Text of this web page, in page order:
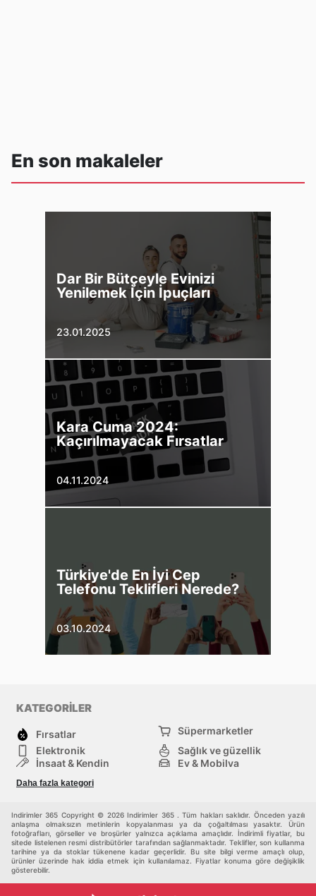
En son makaleler
Dar Bir Bütçeyle Evinizi
Yenilemek İçin İpuçları
23.01.2025
Kara Cuma 2024:
Kaçırılmayacak Fırsatlar
04.11.2024
Türkiye'de En İyi Cep
Telefonu Teklifleri Nerede?
03.10.2024
KATEGORİLER
Fırsatlar
Süpermarketler
Elektronik
Sağlık ve güzellik
İnşaat & Kendin
Ev & Mobilya
Bebekler ve çocuklar
Daha fazla kategori
Indirimler 365 Copyright © 2026 Indirimler 365 . Tüm hakları saklıdır. Önceden yazılı
anlaşma olmaksızın metinlerin kopyalanması ya da çoğaltılması yasaktır. Ürün
fotoğrafları, görseller ve broşürler yalnızca açıklama amaçlıdır. İndirimli fiyatlar, bu
sitede listelenen resmi distribütörler tarafından sağlanmaktadır. Teklifler, son kullanma
tarihine ya da stoklar tükenene kadar geçerlidir. Bu site bilgi verme amaçlı olup,
ürünler üzerinde hak iddia etmek için kullanılamaz. Fiyatlar konuma göre değişiklik
gösterebilir.